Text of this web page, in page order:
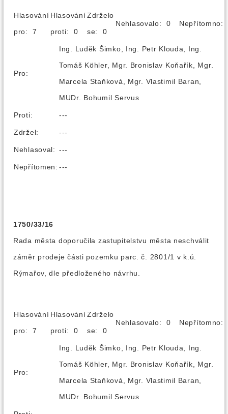
Hlasování
pro: 7
Hlasování
proti: 0
Zdrželo
se: 0
Nehlasovalo: 0
Pro:
Ing. Luděk Šimko, Ing. Petr Klouda, Ing.
Tomáš Köhler, Mgr. Bronislav Koňařík, Mgr.
Marcela Staňková, Mgr. Vlastimil Baran,
MUDr. Bohumil Servus
Proti: ---
Zdržel: ---
Nehlasoval: ---
Nepřítomen: ---
1750/33/16
Rada města doporučila zastupitelstvu města neschválit
záměr prodeje části pozemku parc. č. 2801/1 v k.ú.
Rýmařov, dle předloženého návrhu.
Hlasování
pro: 7
Hlasování
proti: 0
Zdrželo
se: 0
Nehlasovalo: 0
Pro:
Ing. Luděk Šimko, Ing. Petr Klouda, Ing.
Tomáš Köhler, Mgr. Bronislav Koňařík, Mgr.
Marcela Staňková, Mgr. Vlastimil Baran,
MUDr. Bohumil Servus